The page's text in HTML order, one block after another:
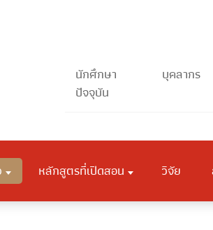
นักศึกษา
ปัจจุบัน
บุคลากร
หลักสูตรที่เปิดสอน วิจัย